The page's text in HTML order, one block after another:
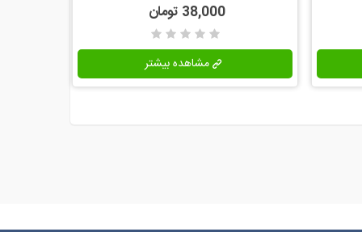
38,000 تومان
مشاهده بیشتر